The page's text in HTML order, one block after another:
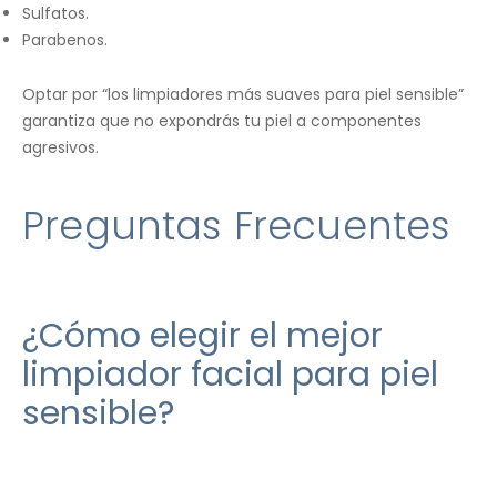
Sulfatos.
Parabenos.
Optar por “los limpiadores más suaves para piel sensible”
garantiza que no expondrás tu piel a componentes
agresivos.
Preguntas Frecuentes
¿Cómo elegir el mejor
limpiador facial para piel
sensible?